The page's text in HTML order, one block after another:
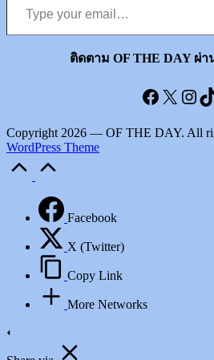
ติดตาม OF THE DAY ผ่
X
Copyright 2026 — OF THE DAY. All
WordPress Theme
Facebook
X (Twitter)
Copy Link
More Networks